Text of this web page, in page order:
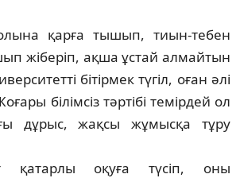
қарға тышып, тиын-тебен
жіберіп, ақша ұстай алмайтын
бітірмек түгіл, оған әлі
білімсіз тәртібі темірдей ол
дұрыс, жақсы жұмысқа тұру
қатарлы оқуға түсіп, оны